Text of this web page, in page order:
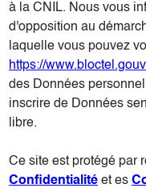
à la CNIL. Nous vous
d'opposition au
laquelle vous pouvez
https://
des Données
inscrire de Données
libre.
Ce site est protégé par
Confidentialité et es